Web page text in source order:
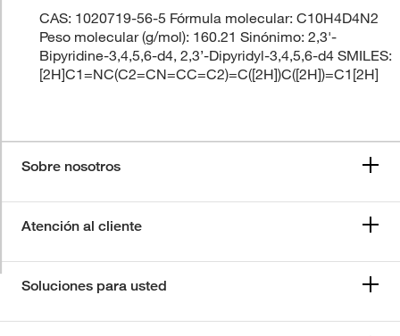
CAS: 1020719-56-5 Fórmula molecular: C10H4D4N2
Peso molecular (g/mol): 160.21 Sinónimo: 2,3'-
Bipyridine-3,4,5,6-d4, 2,3’-Dipyridyl-3,4,5,6-d4 SMILES:
[2H]C1=NC(C2=CN=CC=C2)=C([2H])C([2H])=C1[2H]
Sobre nosotros
Atención al cliente
Soluciones para usted